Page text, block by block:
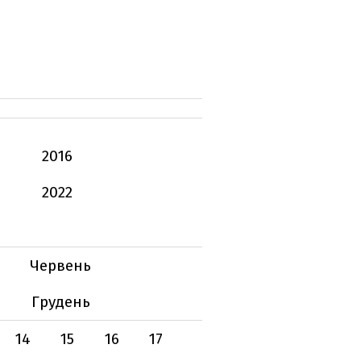
2016
2022
Червень
Грудень
14
15 16 17